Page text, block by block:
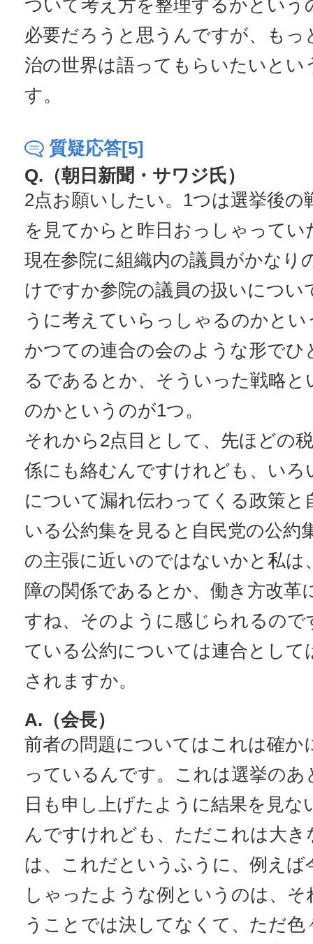
ついて考え方を整理するかという
必要だろうと思うんですが、もっ
治の世界は語ってもらいたいとい
す。
質疑応答[5]
Q.（朝日新聞・サワジ氏）
2点お願いしたい。1つは選挙後の
を見てからと昨日おっしゃって
現在参院に組織内の議員がかなり
けですか参院の議員の扱いについ
うに考えていらっしゃるのかと
かつての連合の会のような形でひ
るであるとか、そういった戦略
のかというのが1つ。
それから2点目として、先ほどの
係にも絡むんですけれども、いろ
について漏れ伝わってくる政策と
いる公約集を見ると自民党の公約
の主張に近いのではないかと私は
障の関係であるとか、働き方改革
すね、そのように感じられるので
ている公約については連合として
されますか。
A.（会長）
前者の問題についてはこれは確か
っているんです。これは選挙のあ
日も申し上げたように結果を見な
んですけれども、ただこれは大き
は、これだというふうに、例えば
しゃったような例というのは、
うことでは決してなくて、ただ